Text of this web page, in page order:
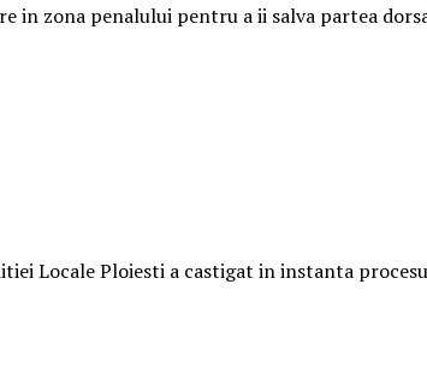
in zona penalului pentru a ii salva partea
Locale Ploiesti a castigat in instanta